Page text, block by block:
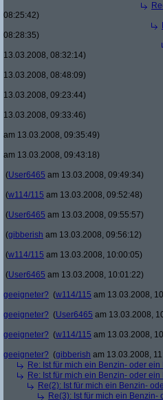
08:25:42)
08:28:35)
13.03.2008, 08:32:14)
13.03.2008, 08:48:09)
13.03.2008, 09:23:44)
13.03.2008, 09:33:46)
am 13.03.2008, 09:35:49)
am 13.03.2008, 09:43:18)
(User6465 am 13.03.2008, 09:49:34)
(w114/115 am 13.03.2008, 09:52:48)
(User6465 am 13.03.2008, 09:55:57)
(gibberish am 13.03.2008, 09:56:12)
(w114/115 am 13.03.2008, 10:00:05)
(User6465 am 13.03.2008, 10:01:22)
geeigneter? (w114/115 am 13.03.2008,
geeigneter? (User6465 am 13.03.2008,
geeigneter? (w114/115 am 13.03.2008,
geeigneter? (gibberish am 13.03.2008,
Re: Ist für mich ein Benzin- oder
Re: Ist für mich ein Benzin- oder
Re(2): Ist für mich ein Benzin-
Re(3): Ist für mich ein